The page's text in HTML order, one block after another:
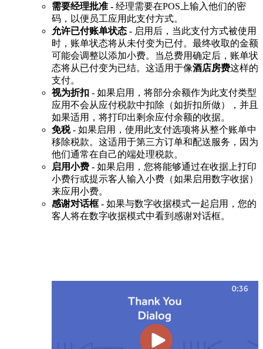
需要经理批准 - 经理需要在POS上输入他们的密
码，以便员工应用此支付方式。
允许已付账单状态 - 启用后，当此支付方式被使用
时，账单状态将从未付变为已付。最终收取的金额
可能会调整以添加小费。当总费用确定后，账单状
态将从已付变为已结。这适用于像酒店房费这样的
支付。
视为折扣 - 如果启用，将部分余额作为此支付类型
应用不会从应付税款中扣除（如折扣所做），并且
如果适用，将打印出剩余应付余额的收据。
免税- 如果启用，使用此支付选项将从整个账单中
移除税款。这适用于第三方订单和配送服务，因为
他们通常在自己的端处理税款。
启用小费 - 如果启用，您将能够通过在收据上打印
小费行或提示客人输入小费（如果启用数字收据）
来应用小费。
感谢对话框- 如果与数字收据模式一起启用，您的
客人将在数字收据模式中看到感谢对话框。